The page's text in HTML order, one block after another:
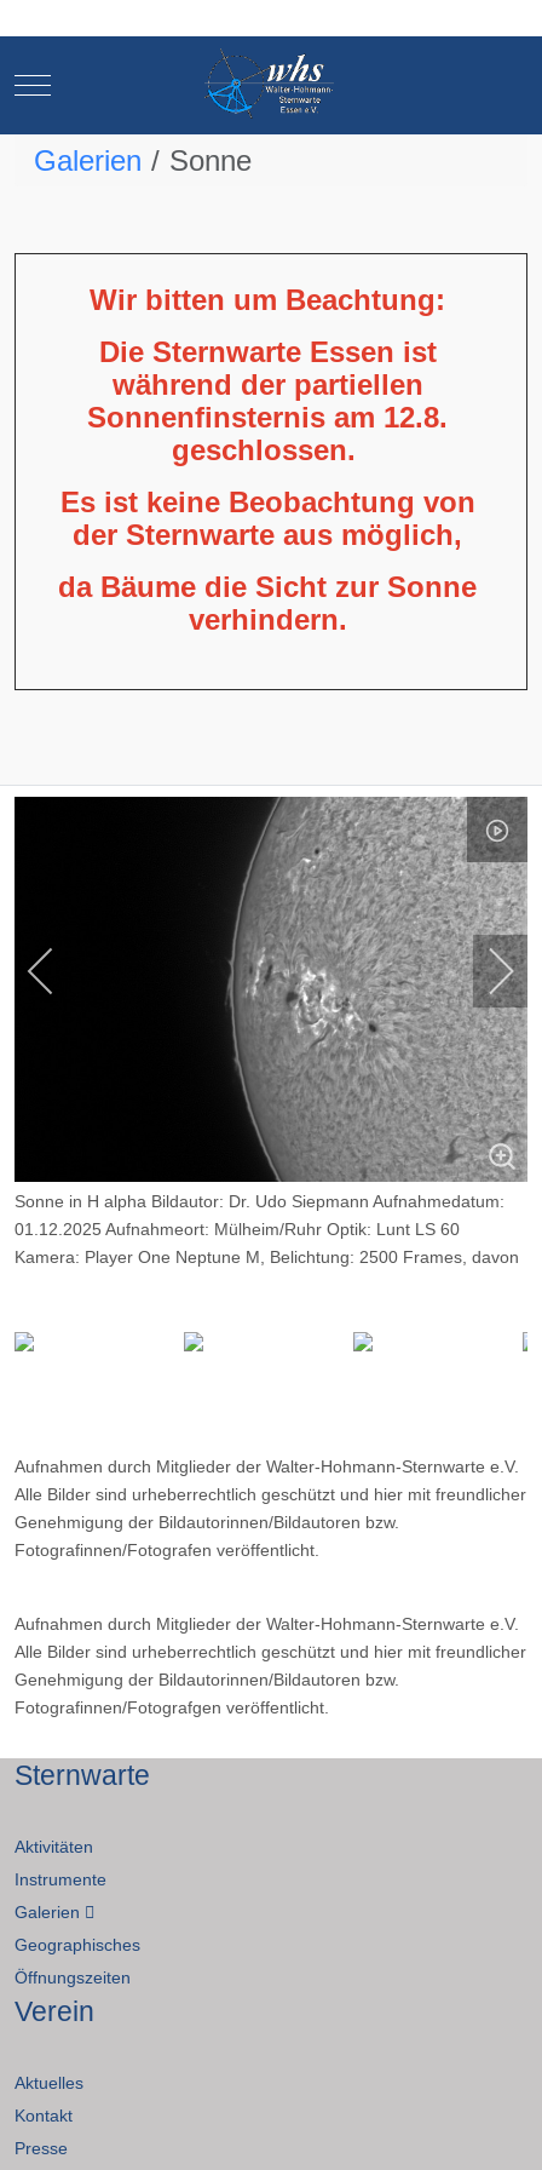
Mobile Menu Toggle
Galerien Sonne
Wir bitten um Beachtung:
Die Sternwarte Essen ist
während der partiellen
Sonnenfinsternis am 12.8.
geschlossen.
Es ist keine Beobachtung von
der Sternwarte aus möglich,
da Bäume die Sicht zur Sonne
verhindern.
Sonne in H alpha Bildautor: Dr. Udo Siepmann Aufnahmedatum:
01.12.2025 Aufnahmeort: Mülheim/Ruhr Optik: Lunt LS 60
Kamera: Player One Neptune M, Belichtung: 2500 Frames, davon
Aufnahmen durch Mitglieder der Walter-Hohmann-Sternwarte e.V.
Alle Bilder sind urheberrechtlich geschützt und hier mit freundlicher
Genehmigung der Bildautorinnen/Bildautoren bzw.
Fotografinnen/Fotografen veröffentlicht.
Aufnahmen durch Mitglieder der Walter-Hohmann-Sternwarte e.V.
Alle Bilder sind urheberrechtlich geschützt und hier mit freundlicher
Genehmigung der Bildautorinnen/Bildautoren bzw.
Fotografinnen/Fotografgen veröffentlicht.
Sternwarte
Aktivitäten
Instrumente
Galerien
Geographisches
Öffnungszeiten
Verein
Aktuelles
Kontakt
Presse